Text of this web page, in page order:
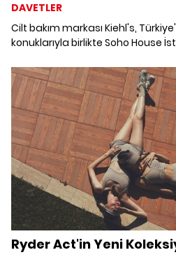
DAVETLER
Cilt bakım markası Kiehl's,
konuklarıyla birlikte Soho House
Ryder Act'in Yeni